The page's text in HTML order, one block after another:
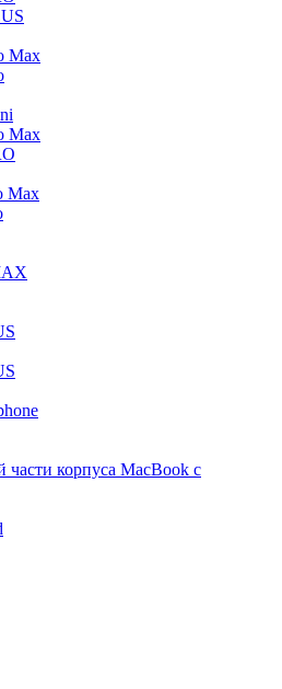
Max
Max
Max
части корпуса MacBook с